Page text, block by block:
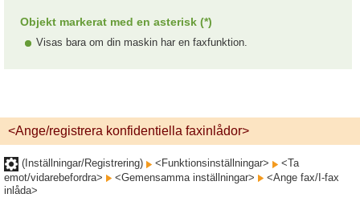
Objekt markerat med en asterisk (*)
Visas bara om din maskin har en faxfunktion.
<Ange/registrera konfidentiella faxinlådor>
(Inställningar/Registrering) <Funktionsinställningar>
<Ta
emot/vidarebefordra>
<Gemensamma inställningar>
<Ange fax/I-fax
inlåda>